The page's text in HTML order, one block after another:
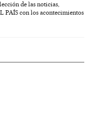
de las noticias,
PAÍS con los acontecimientos